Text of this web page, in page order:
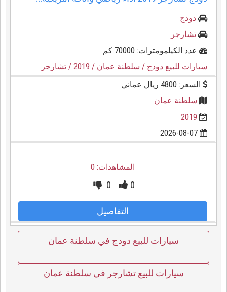
دودج
تشارجر
عدد الكيلمومترات: 70000 كم
سيارات للبيع دودج / سلطنة عمان / 2019
/ تشارجر
السعر: 4800 ريال عماني
سلطنة عمان
2019
المشاهدات: 0
0
0
التفاصيل
سيارات للبيع دودج في سلطنة عمان
سيارات للبيع تشارجر في سلطنة عمان